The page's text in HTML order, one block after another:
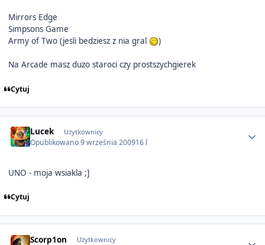
Mirrors Edge
Simpsons Game
Army of Two (jesli bedziesz z nia gral
)
Na Arcade masz duzo staroci czy prostszychgierek
Cytuj
Lucek Użytkownicy
Opublikowano9 września 200916 l
UNO - moja wsiakla ;]
Cytuj
Scorp1on Użytkownicy